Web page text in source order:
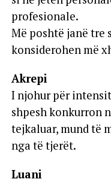
profesionale.
Më poshtë janë tre
konsiderohen më
Akrepi
I njohur për
shpesh konkurron
tejkaluar, mund të
nga të tjerët.
Luani